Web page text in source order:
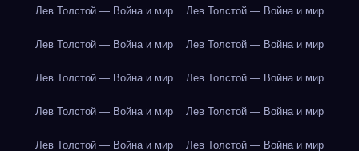
Лев Толстой — Война и мир Лев Толстой — Война и мир
Лев Толстой — Война и мир Лев Толстой — Война и мир
Лев Толстой — Война и мир Лев Толстой — Война и мир
Лев Толстой — Война и мир Лев Толстой — Война и мир
Лев Толстой — Война и мир Лев Толстой — Война и мир